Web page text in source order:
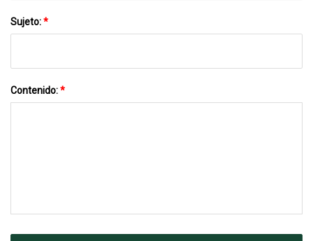
Sujeto:*
Contenido:*